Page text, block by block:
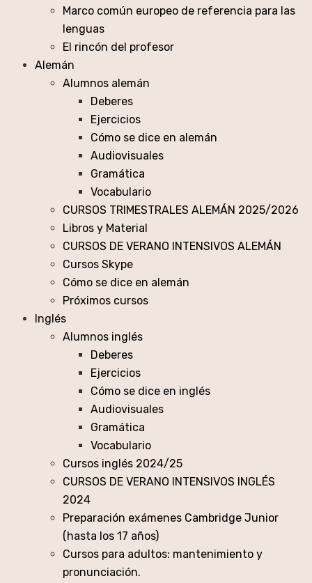
Marco común europeo de referencia para las
lenguas
El rincón del profesor
Alemán
Alumnos alemán
Deberes
Ejercicios
Cómo se dice en alemán
Audiovisuales
Gramática
Vocabulario
CURSOS TRIMESTRALES ALEMÁN 2025/2026
Libros y Material
CURSOS DE VERANO INTENSIVOS ALEMÁN
Cursos Skype
Cómo se dice en alemán
Próximos cursos
Inglés
Alumnos inglés
Deberes
Ejercicios
Cómo se dice en inglés
Audiovisuales
Gramática
Vocabulario
Cursos inglés 2024/25
CURSOS DE VERANO INTENSIVOS INGLÉS
2024
Preparación exámenes Cambridge Junior
(hasta los 17 años)
Cursos para adultos: mantenimiento y
pronunciación.